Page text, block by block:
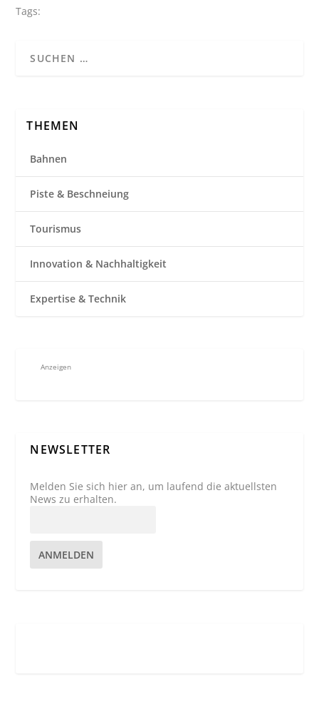
Tags:
THEMEN
Bahnen
Piste & Beschneiung
Tourismus
Innovation & Nachhaltigkeit
Expertise & Technik
Anzeigen
NEWSLETTER
Melden Sie sich hier an, um laufend die aktuellsten
News zu erhalten.
ANMELDEN